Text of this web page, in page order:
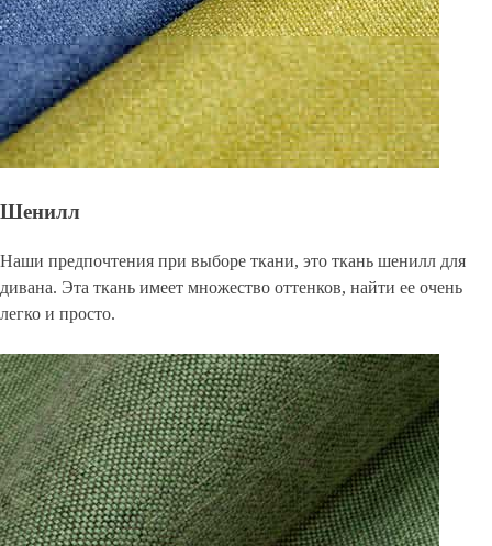
Шенилл
Наши предпочтения при выборе ткани, это ткань шенилл для
дивана. Эта ткань имеет множество оттенков, найти ее очень
легко и просто.